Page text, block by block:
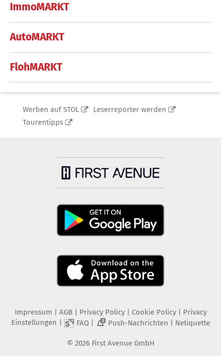
ImmoMARKT
AutoMARKT
FlohMARKT
Werben auf STOL
Leserreporter werden
Tourentipps
Impressum AGB Privacy Policy| Cookie Policy| Privacy
Einstellungen
FAQ| 2 Push-Nachrichten Netiquette
© 2026 First Avenue GmbH